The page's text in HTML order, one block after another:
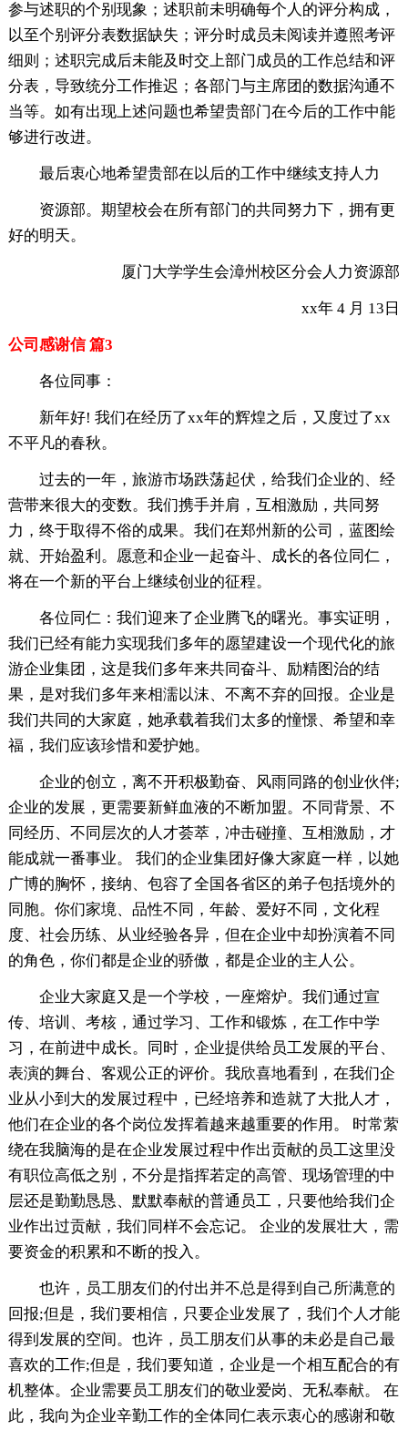
参与述职的个别现象；述职前未明确每个人的评分构成，
以至个别评分表数据缺失；评分时成员未阅读并遵照考评
细则；述职完成后未能及时交上部门成员的工作总结和评
分表，导致统分工作推迟；各部门与主席团的数据沟通不
当等。如有出现上述问题也希望贵部门在今后的工作中能
够进行改进。
最后衷心地希望贵部在以后的工作中继续支持人力
资源部。期望校会在所有部门的共同努力下，拥有更
好的明天。
厦门大学学生会漳州校区分会人力资源部
xx年 4 月 13日
公司感谢信 篇3
各位同事：
新年好! 我们在经历了xx年的辉煌之后，又度过了xx
不平凡的春秋。
过去的一年，旅游市场跌荡起伏，给我们企业的、经
营带来很大的变数。我们携手并肩，互相激励，共同努
力，终于取得不俗的成果。我们在郑州新的公司，蓝图绘
就、开始盈利。愿意和企业一起奋斗、成长的各位同仁，
将在一个新的平台上继续创业的征程。
各位同仁：我们迎来了企业腾飞的曙光。事实证明，
我们已经有能力实现我们多年的愿望建设一个现代化的旅
游企业集团，这是我们多年来共同奋斗、励精图治的结
果，是对我们多年来相濡以沫、不离不弃的回报。企业是
我们共同的大家庭，她承载着我们太多的憧憬、希望和幸
福，我们应该珍惜和爱护她。
企业的创立，离不开积极勤奋、风雨同路的创业伙伴;
企业的发展，更需要新鲜血液的不断加盟。不同背景、不
同经历、不同层次的人才荟萃，冲击碰撞、互相激励，才
能成就一番事业。 我们的企业集团好像大家庭一样，以她
广博的胸怀，接纳、包容了全国各省区的弟子包括境外的
同胞。你们家境、品性不同，年龄、爱好不同，文化程
度、社会历练、从业经验各异，但在企业中却扮演着不同
的角色，你们都是企业的骄傲，都是企业的主人公。
企业大家庭又是一个学校，一座熔炉。我们通过宣
传、培训、考核，通过学习、工作和锻炼，在工作中学
习，在前进中成长。同时，企业提供给员工发展的平台、
表演的舞台、客观公正的评价。我欣喜地看到，在我们企
业从小到大的发展过程中，已经培养和造就了大批人才，
他们在企业的各个岗位发挥着越来越重要的作用。 时常萦
绕在我脑海的是在企业发展过程中作出贡献的员工这里没
有职位高低之别，不分是指挥若定的高管、现场管理的中
层还是勤勤恳恳、默默奉献的普通员工，只要他给我们企
业作出过贡献，我们同样不会忘记。 企业的发展壮大，需
要资金的积累和不断的投入。
也许，员工朋友们的付出并不总是得到自己所满意的
回报;但是，我们要相信，只要企业发展了，我们个人才能
得到发展的空间。也许，员工朋友们从事的未必是自己最
喜欢的工作;但是，我们要知道，企业是一个相互配合的有
机整体。企业需要员工朋友们的敬业爱岗、无私奉献。 在
此，我向为企业辛勤工作的全体同仁表示衷心的感谢和敬